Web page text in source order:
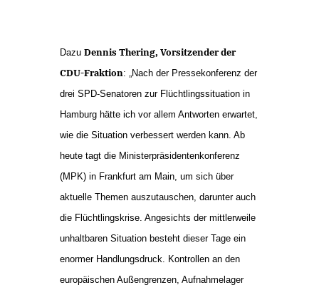
Dazu Dennis Thering, Vorsitzender der
CDU-Fraktion: „Nach der Pressekonferenz der
drei SPD-Senatoren zur Flüchtlingssituation in
Hamburg hätte ich vor allem Antworten erwartet,
wie die Situation verbessert werden kann. Ab
heute tagt die Ministerpräsidentenkonferenz
(MPK) in Frankfurt am Main, um sich über
aktuelle Themen auszutauschen, darunter auch
die Flüchtlingskrise. Angesichts der mittlerweile
unhaltbaren Situation besteht dieser Tage ein
enormer Handlungsdruck. Kontrollen an den
europäischen Außengrenzen, Aufnahmelager